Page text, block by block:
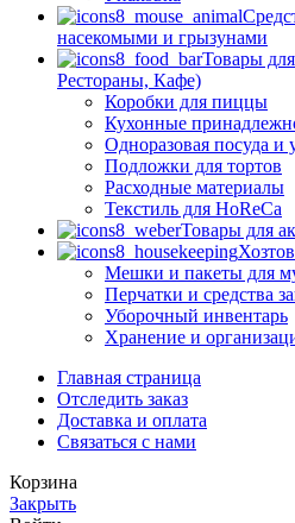
насекомыми и грызунами
Товары
Рестораны, Кафе)
Коробки для пиццы
Кухонные
Одноразовая посуда и
Подложки для тортов
Расходные материалы
Текстиль для HoReCa
Товары для
Мешки и пакеты для
Перчатки и средства
Уборочный инвентарь
Хранение и
Главная страница
Отследить заказ
Доставка и оплата
Связаться с нами
Корзина
Закрыть